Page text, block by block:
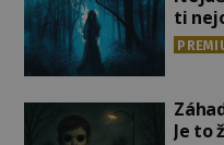
ti
Je to